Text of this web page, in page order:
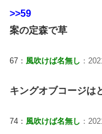
>>59
案の定森で草
67： 風吹けば名無し ：
キングオブコージは
74： 風吹けば名無し ：